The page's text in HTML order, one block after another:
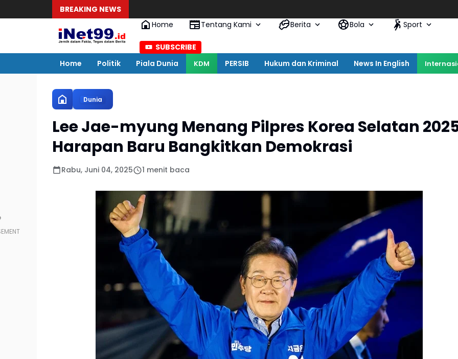
BREAKING NEWS
Home
Tentang Kami Berita Bola Sport
SUBSCRIBE
Home
Politik Piala Dunia KDM PERSIB Hukum dan Kriminal News In English
Dunia
Lee Jae-myung Menang Pilpres Korea Selatan
Harapan Baru Bangkitkan Demokrasi
Rabu, Juni 04, 2025 1 menit baca